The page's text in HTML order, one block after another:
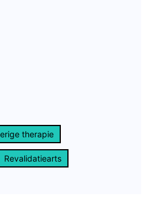
therapie
Revalidatiearts